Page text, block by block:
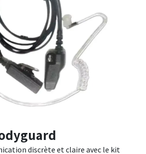
discrète et claire avec le kit